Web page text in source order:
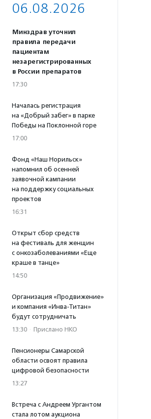
06.08.2026
Минздрав уточнил
правила передачи
пациентам
незарегистрированных
в России препаратов
17:30
Началась регистрация
на «Добрый забег» в парке
Победы на Поклонной горе
17:00
Фонд «Наш Норильск»
напомнил об осенней
заявочной кампании
на поддержку социальных
проектов
16:31
Открыт сбор средств
на фестиваль для женщин
с онкозаболеваниями «Еще
краше в танце»
14:50
Организация «Продвижение»
и компания «Инва-Титан»
будут сотрудничать
13:30 · Прислано НКО
Пенсионеры Самарской
области освоят правила
цифровой безопасности
13:27
Встреча с Андреем Ургантом
стала лотом аукциона